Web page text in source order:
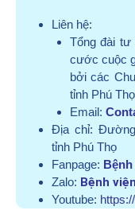
Liên hệ:
Tổng đài
cước cuộc
bởi các
tỉnh Phú
Email:
Địa chỉ:
tỉnh Phú Thọ
Fanpage:
Zalo: Bệnh
Youtube: